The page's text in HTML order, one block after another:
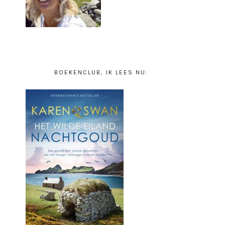
BOEKENCLUB, IK LEES NU: